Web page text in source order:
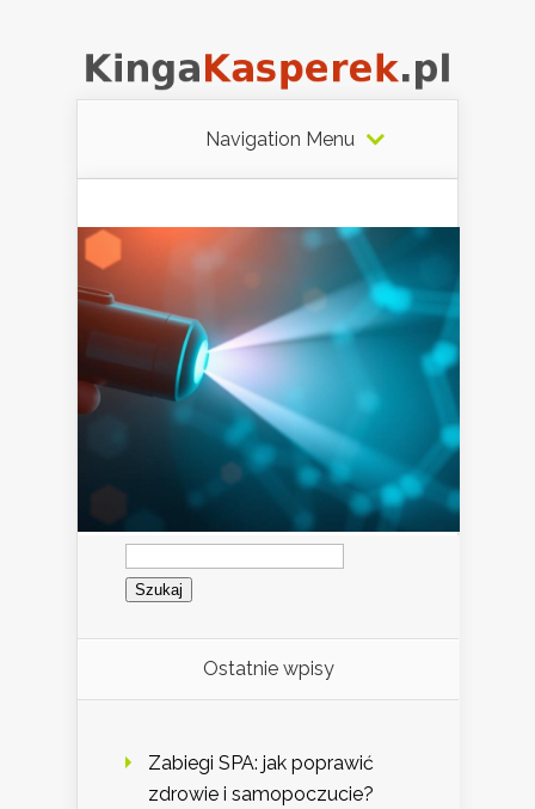
Navigation Menu
Szukaj:
Ostatnie wpisy
Zabiegi SPA: jak poprawić
zdrowie i samopoczucie?